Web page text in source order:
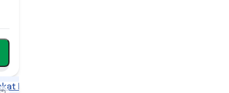
Fasilitas Kesehatan